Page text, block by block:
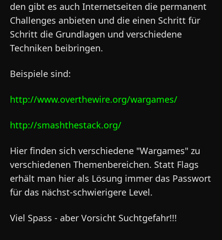
den gibt es auch Internetseiten die permanent
Challenges anbieten und die einen Schritt für
Schritt die Grundlagen und verschiedene
Techniken beibringen.
Beispiele sind:
http://www.overthewire.org/wargames/
http://smashthestack.org/
Hier finden sich verschiedene "Wargames" zu
verschiedenen Themenbereichen. Statt Flags
erhält man hier als Lösung immer das Passwort
für das nächst-schwierigere Level.
Viel Spass - aber Vorsicht Suchtgefahr!!!